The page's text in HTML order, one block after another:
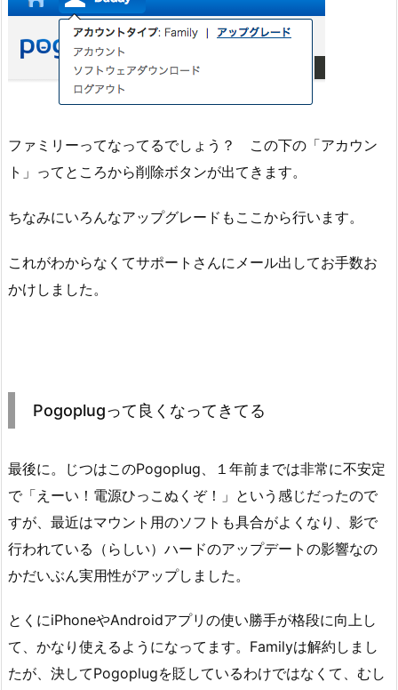
ファミリーってなってるでしょう？ この下の「アカウン
ト」ってところから削除ボタンが出てきます。
ちなみにいろんなアップグレードもここから行います。
これがわからなくてサポートさんにメール出してお手数お
かけしました。
Pogoplugって良くなってきてる
最後に。じつはこのPogoplug、１年前までは非常に不安定
で「えーい！電源ひっこぬくぞ！」という感じだったので
すが、最近はマウント用のソフトも具合がよくなり、影で
行われている（らしい）ハードのアップデートの影響なの
かだいぶん実用性がアップしました。
とくにiPhoneやAndroidアプリの使い勝手が格段に向上し
て、かなり使えるようになってます。Familyは解約しまし
たが、決してPogoplugを貶しているわけではなくて、むし